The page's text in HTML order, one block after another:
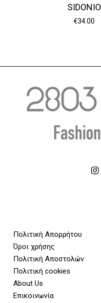
SIDONIO
€34.00
Πολιτική Απορρήτου
Όροι χρήσης
Πολιτική Αποστολών
Πολιτική cookies
About Us
Επικοινωνία